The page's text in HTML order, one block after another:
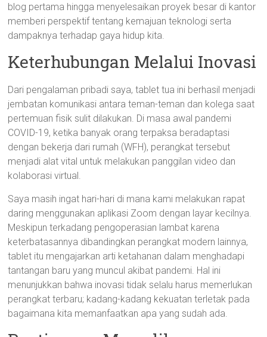
blog pertama hingga menyelesaikan proyek besar di kantor
memberi perspektif tentang kemajuan teknologi serta
dampaknya terhadap gaya hidup kita.
Keterhubungan Melalui Inovasi
Dari pengalaman pribadi saya, tablet tua ini berhasil menjadi
jembatan komunikasi antara teman-teman dan kolega saat
pertemuan fisik sulit dilakukan. Di masa awal pandemi
COVID-19, ketika banyak orang terpaksa beradaptasi
dengan bekerja dari rumah (WFH), perangkat tersebut
menjadi alat vital untuk melakukan panggilan video dan
kolaborasi virtual.
Saya masih ingat hari-hari di mana kami melakukan rapat
daring menggunakan aplikasi Zoom dengan layar kecilnya.
Meskipun terkadang pengoperasian lambat karena
keterbatasannya dibandingkan perangkat modern lainnya,
tablet itu mengajarkan arti ketahanan dalam menghadapi
tantangan baru yang muncul akibat pandemi. Hal ini
menunjukkan bahwa inovasi tidak selalu harus memerlukan
perangkat terbaru; kadang-kadang kekuatan terletak pada
bagaimana kita memanfaatkan apa yang sudah ada.